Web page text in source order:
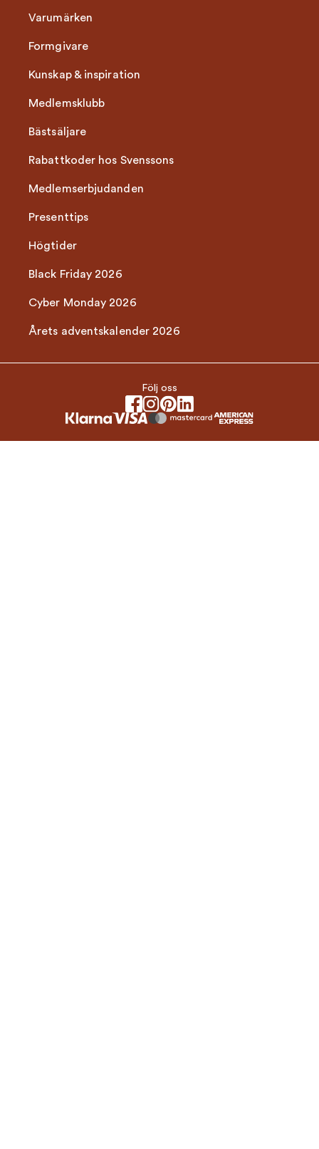
Varumärken
Formgivare
Kunskap & inspiration
Medlemsklubb
Bästsäljare
Rabattkoder hos Svenssons
Medlemserbjudanden
Presenttips
Högtider
Black Friday 2026
Cyber Monday 2026
Årets adventskalender 2026
Följ oss